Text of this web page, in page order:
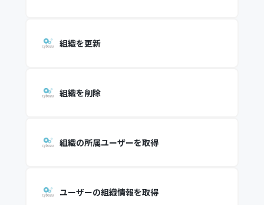
組織を更新
組織を削除
組織の所属ユーザーを取得
ユーザーの組織情報を取得